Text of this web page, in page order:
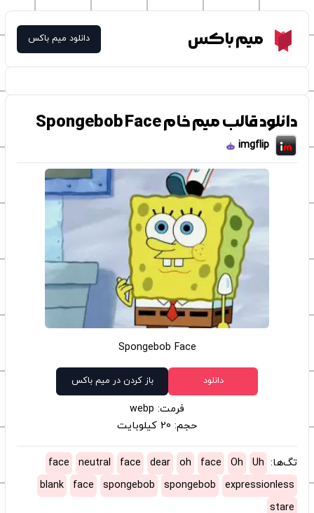
Meme Boxمیم باکس دانلود میم باکس
دانلود قالب میم خام Spongebob Face
imgflip
Spongebob Face
دانلود باز کردن در میم باکس
فرمت: webp
حجم: 20 کیلوبایت
تگ‌ها: Uh
Oh
face
oh
dear
face
neutral
face
expressionless
spongebob
spongebob
face
blank
stare